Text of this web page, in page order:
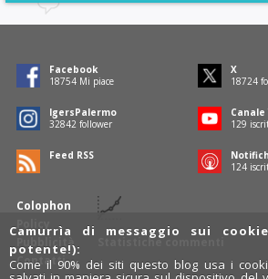
Colophon
Policy
Pubblicità
Contatti
Statistiche commenti
Facebook
19106Mi piace
X
19077
IgersPalermo
33461 follower
Canale
132
Feed RSS
126
Camurrìa di messaggio sui
potente!):
Come il 90% dei siti questo blog usa i